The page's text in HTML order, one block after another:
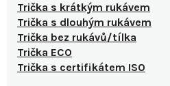
Trička s krátkým rukávem
Trička s dlouhým rukávem
Trička bez rukávů/tílka
Trička ECO
Trička s certifikátem ISO